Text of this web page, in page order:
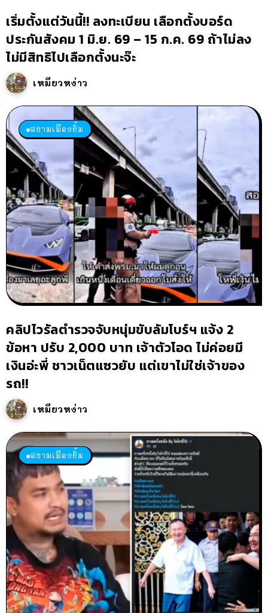
เริ่มตั้งแต่วันนี้!! ลงทะเบียน เลือกตั้งบอร์ด
ประกันสังคม 1 มิ.ย. 69 – 15 ก.ค. 69 ถ้าไม่ลง
ไม่มีสิทธิไปเลือกตั้งนะจ๊ะ
เหมียวหง่าว
สยามเมืองยิ้ม
คลิปไวรัลตำรวจจับหนุ่มขับลัมโบร์ฯ แจ้ง 2
ข้อหา ปรับ 2,000 บาท เจ้าตัวโอด ไม่ค่อยมี
เงินอ่ะพี่ ชาวเน็ตแซวยับ แต่เขาไม่ใช่เจ้าของ
รถ!!
เหมียวหง่าว
สยามเมืองยิ้ม